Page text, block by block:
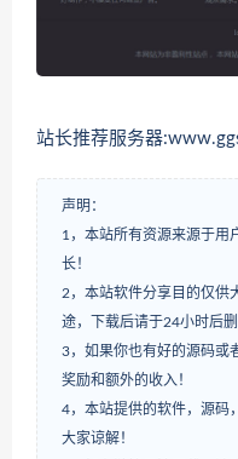
站长推荐服务器
声明：
1，本站所有资源来源于用
长！
2，本站软件分享目的仅供
途，下载后请于24小时后
3，如果你也有好的源码或
奖励和额外的收入！
4，本站提供的软件，源码
大家谅解！